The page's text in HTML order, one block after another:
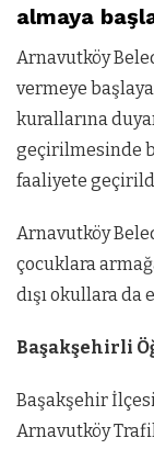
almaya
Arnavutköy
vermeye
kurallarına
geçirilmesinde
faaliyete
Arnavutköy
çocuklara
dışı okullara da
Başakşehirli
Başakşehir
Arnavutköy